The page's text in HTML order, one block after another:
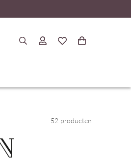
52 producten